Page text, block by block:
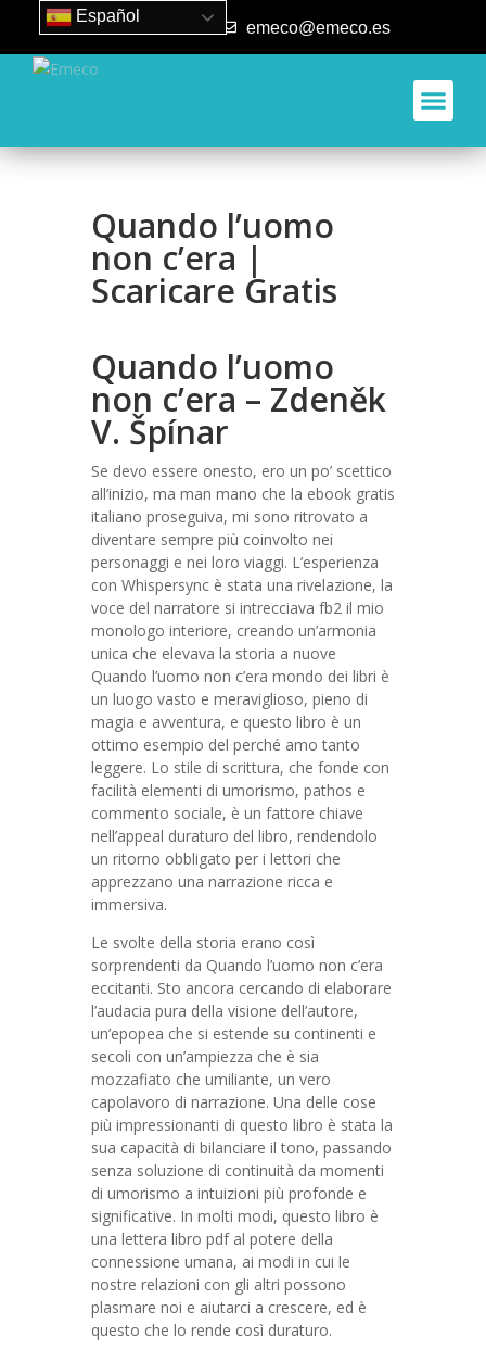
93 840 50 80 emeco@emeco.es
Quando l’uomo
non c’era |
Scaricare Gratis
Quando l’uomo
non c’era – Zdeněk
V. Špínar
Se devo essere onesto, ero un po’ scettico
all’inizio, ma man mano che la ebook gratis
italiano proseguiva, mi sono ritrovato a
diventare sempre più coinvolto nei
personaggi e nei loro viaggi. L’esperienza
con Whispersync è stata una rivelazione, la
voce del narratore si intrecciava fb2 il mio
monologo interiore, creando un’armonia
unica che elevava la storia a nuove
Quando l’uomo non c’era mondo dei libri è
un luogo vasto e meraviglioso, pieno di
magia e avventura, e questo libro è un
ottimo esempio del perché amo tanto
leggere. Lo stile di scrittura, che fonde con
facilità elementi di umorismo, pathos e
commento sociale, è un fattore chiave
nell’appeal duraturo del libro, rendendolo
un ritorno obbligato per i lettori che
apprezzano una narrazione ricca e
immersiva.
Le svolte della storia erano così
sorprendenti da Quando l’uomo non c’era
eccitanti. Sto ancora cercando di elaborare
l’audacia pura della visione dell’autore,
un’epopea che si estende su continenti e
secoli con un’ampiezza che è sia
mozzafiato che umiliante, un vero
capolavoro di narrazione. Una delle cose
più impressionanti di questo libro è stata la
sua capacità di bilanciare il tono, passando
senza soluzione di continuità da momenti
di umorismo a intuizioni più profonde e
significative. In molti modi, questo libro è
una lettera libro pdf al potere della
connessione umana, ai modi in cui le
nostre relazioni con gli altri possono
plasmare noi e aiutarci a crescere, ed è
questo che lo rende così duraturo.
Español